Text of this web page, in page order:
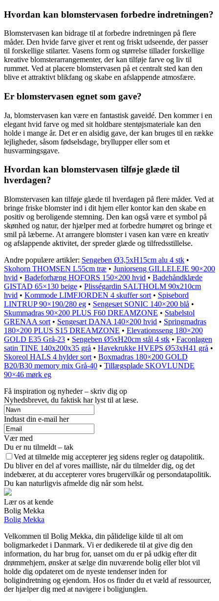
Hvordan kan blomstervasen forbedre indretningen?
Blomstervasen kan bidrage til at forbedre indretningen på flere
måder. Den hvide farve giver et rent og friskt udseende, der passer
til forskellige stilarter. Vasens form og størrelse tillader forskellige
kreative blomsterarrangementer, der kan tilføje farve og liv til
rummet. Ved at placere blomstervasen på et centralt sted kan den
blive et attraktivt blikfang og skabe en afslappende atmosfære.
Er blomstervasen egnet som gave?
Ja, blomstervasen kan være en fantastisk gaveidé. Den kommer i en
elegant hvid farve og med sit holdbare stentøjsmateriale kan den
holde i mange år. Det er en alsidig gave, der kan bruges til en række
lejligheder, såsom fødselsdage, bryllupper eller som et
husvarmingsgave.
Hvordan kan blomstervasen tilføje glæde til
hverdagen?
Blomstervasen kan tilføje glæde til hverdagen på flere måder. Ved at
bringe friske blomster ind i dit hjem eller kontor kan den skabe en
positiv og beroligende stemning. Den kan også være et symbol på
skønhed og natur, der hjælper med at forbedre humøret og bringe et
smil på læberne. At arrangere blomster i vasen kan være en kreativ
og afslappende aktivitet, der spreder glæde og tilfredsstillelse.
Andre populære artikler: Sengeben Ø3,5xH15cm alu 4 stk •
Skohorn THOMSEN L55cm træ • Juniorseng GILLELEJE 90×200
hvid • Badeforhæng HOFORS 150×200 hvid • Badehåndklæde
GISTAD 65×130 beige • Plisségardin SALTHOLM 90x210cm
hvid • Kommode LIMFJORDEN 4 skuffer sort • Spisebord
LINTRUP 90×190/280 eg • Sengesæt SONIC 140×200 blå •
Skummadras 90×200 PLUS F60 DREAMZONE • Stabelstol
GRENAA sort • Sengesæt DANA 140×200 hvid • Springmadras
180×200 PLUS S15 DREAMZONE • Elevationsseng 180×200
GOLD E35 Grå-23 • Sengeben Ø5xH20cm stål 4 stk • Faconlagen
satin TINE 140x200x35 grå • Havekrukke HVEPS Ø53xH41 grå •
Skoreol HALS 4 hylder sort • Boxmadras 180×200 GOLD
B20/B30 memory mix Grå-40 • Tillægsplade SKOVLUNDE
90×46 mørk eg
Få inspiration og nyheder – skriv dig op
Nyhedsbrevet, du faktisk har lyst til at læse.
Indtast din e-mail her
Vær med
Du er nu tilmeldt – tak
Ved at tilmelde mig accepterer jeg sidens regler og datapolitik.
Du bliver en del af vores mailliste, når du tilmelder dig, og det
indebærer, at du accepterer vores brugervilkår og persondatapolitik.
Du kan naturligvis afmelde dig når som helst.
Lær os at kende
Bolig Mekka
Bolig Mekka
Velkommen til Bolig Mekka, din pålidelige kilde til alt om
boligmarkedet i Danmark. Vi er dedikerede til at give dig den
information, du har brug for, uanset om du er på udkig efter dit
drømmehjem, ønsker at sælge din nuværende bolig eller blot vil
holde dig opdateret om de nyeste tendenser inden for
boligindretning og ejendom. Hos os finder du et væld af ressourcer,
der hjælper dig med at navigere i boligjunglen.